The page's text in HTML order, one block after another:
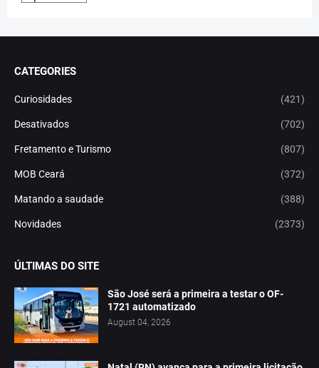
CATEGORIES
Curiosidades (421)
Desativados (702)
Fretamento e Turismo (807)
MOB Ceará (372)
Matando a saudade (388)
Novidades (2373)
ÚLTIMAS DO SITE
São José será a primeira a testar o OF-
1721 automatizado
August 04, 2026